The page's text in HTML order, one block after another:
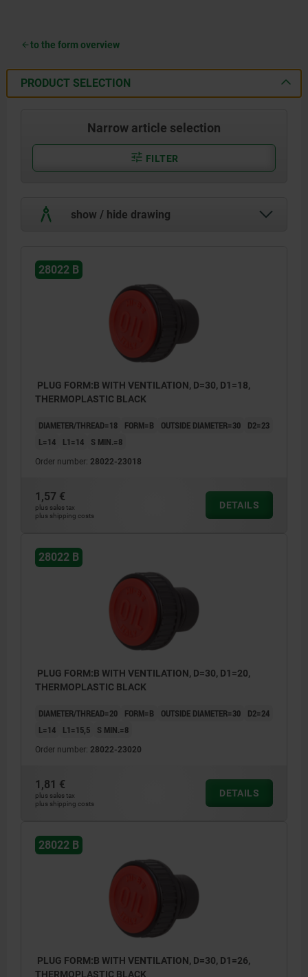
to the form overview
PRODUCT SELECTION
Narrow article selection
FILTER
show / hide drawing
28022 B
PLUG FORM:B WITH VENTILATION, D=30, D1=18,
THERMOPLASTIC BLACK
DIAMETER/THREAD=18 FORM=B OUTSIDE DIAMETER=30
D2=23
L=14
L1=14 S MIN.=8
Order number: 28022-23018
1,57 €
plus sales tax
plus shipping costs
DETAILS
28022 B
PLUG FORM:B WITH VENTILATION, D=30, D1=20,
THERMOPLASTIC BLACK
DIAMETER/THREAD=20 FORM=B OUTSIDE DIAMETER=30
D2=24
L=14
L1=15,5 S MIN.=8
Order number: 28022-23020
1,81 €
plus sales tax
plus shipping costs
DETAILS
28022 B
PLUG FORM:B WITH VENTILATION, D=30, D1=26,
THERMOPLASTIC BLACK